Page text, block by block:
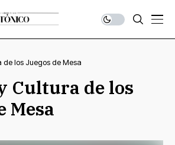
de los Juegos de Mesa
Cultura de los
Mesa